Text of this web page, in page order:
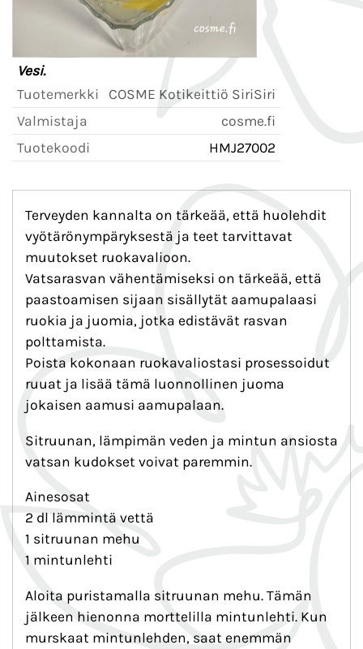
Vesi.
Tuotemerkki
COSME Kotikeittiö SiriSiri
Valmistaja
cosme.fi
Tuotekoodi
HMJ27002
Terveyden kannalta on tärkeää, että huolehdit
vyötärönympäryksestä ja teet tarvittavat
muutokset ruokavalioon.
Vatsarasvan vähentämiseksi on tärkeää, että
paastoamisen sijaan sisällytät aamupalaasi
ruokia ja juomia, jotka edistävät rasvan
polttamista.
Poista kokonaan ruokavaliostasi prosessoidut
ruuat ja lisää tämä luonnollinen juoma
jokaisen aamusi aamupalaan.
Sitruunan, lämpimän veden ja mintun ansiosta
vatsan kudokset voivat paremmin.
Ainesosat
2 dl lämmintä vettä
1 sitruunan mehu
1 mintunlehti
Aloita puristamalla sitruunan mehu. Tämän
jälkeen hienonna morttelilla mintunlehti. Kun
murskaat mintunlehden, saat enemmän